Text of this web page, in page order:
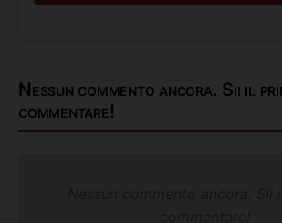
Nessun commento ancora. Sii il
commentare!